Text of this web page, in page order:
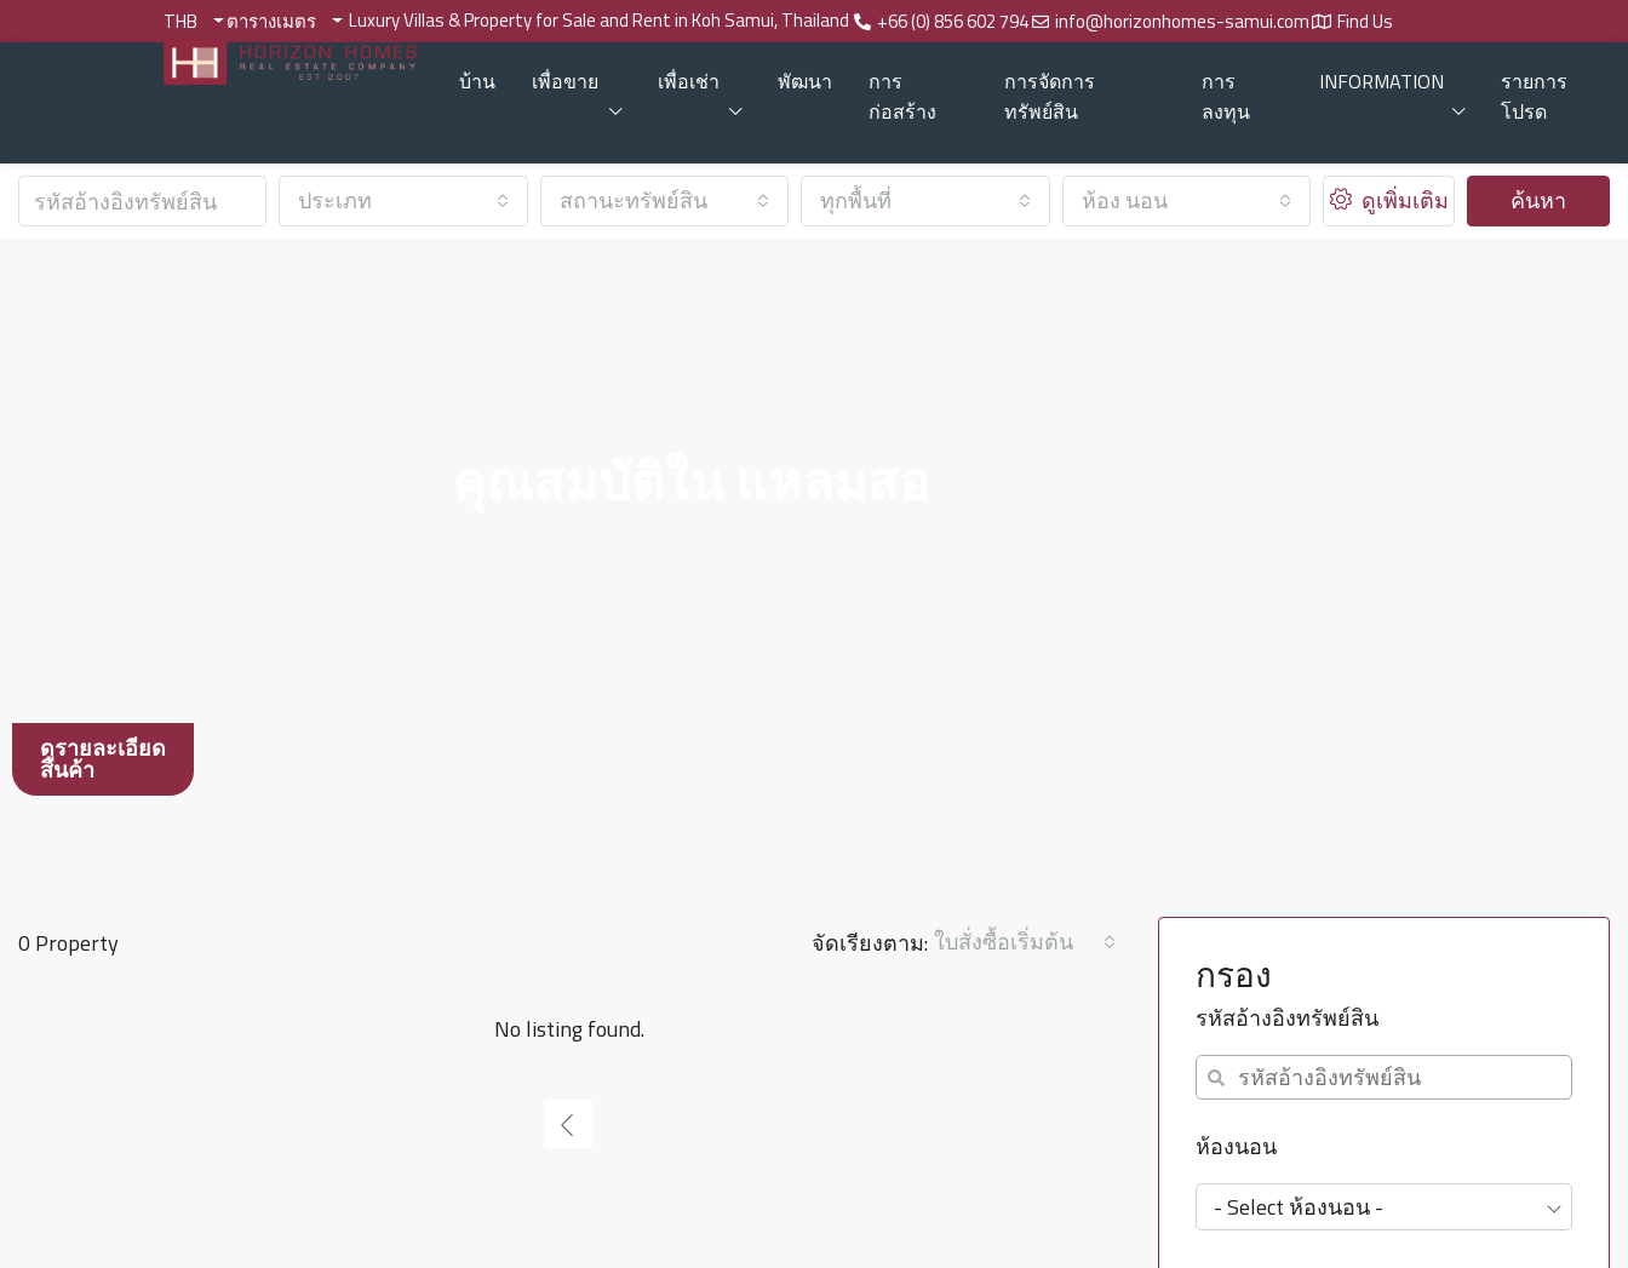
THB ตารางเมตร Luxury Villas & Property for Sale and Rent in Koh Samui, Thailand +66 (0) 856 602 794 info@horizonhomes-samui.com Find Us
บ้าน เพื่อขาย เพื่อเช่า พัฒนา
การ
ก่อสร้าง
การจัดการ
ทรัพย์สิน
การ
ลงทุน
INFORMATION
รายการ
โปรด
ประเภท สถานะทรัพย์สิน ทุกพื้นที่ ห้อง นอน ดูเพิ่มเติม ค้นหา
ดูรายละเอียด
สินค้า
0 Property จัดเรียงตาม:ใบสั่งซื้อเริ่มต้น
No listing found.
กรอง
รหัสอ้างอิงทรัพย์สิน
ห้องนอน
- Select ห้องนอน -